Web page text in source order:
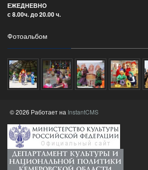
ЕЖЕДНЕВНО
с 8.00ч. до 20.00 ч.
Фотоальбом
© 2026 Работает на InstantCMS